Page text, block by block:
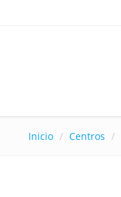
Inicio Centros